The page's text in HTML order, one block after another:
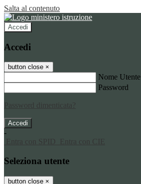
Salta al contenuto
Accedi
Accedi
button close ×
Nome Utente
Password
Password dimenticata?
-
Entra con SPID
Entra con CIE
Seleziona utente
button close ×